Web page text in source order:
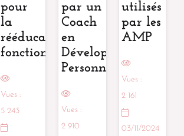
pour
la
rééducation
fonctionnelle
Vues :
5 243
par un
Coach
en
Développement
Personnel
Vues :
2 910
utilisés
par les
AMP
Vues :
2 161
03/11/2024